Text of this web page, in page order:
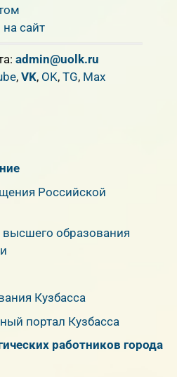
сайт
admin@uolk.ru
, VK, OK, TG, Max
Российской
образования
Кузбасса
портал Кузбасса
работников города